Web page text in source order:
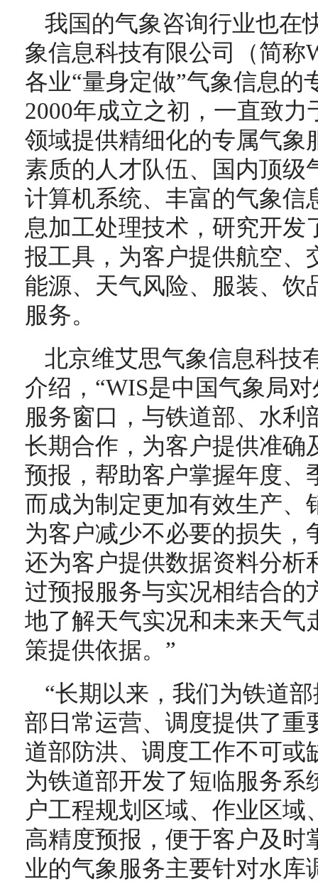
我国的气象咨询行业也在
象信息科技有限公司（简称
各业“量身定做”气象信息的
2000年成立之初，一直致
领域提供精细化的专属气象
素质的人才队伍、国内顶级
计算机系统、丰富的气象信
息加工处理技术，研究开发
报工具，为客户提供航空、
能源、天气风险、服装、饮
服务。
北京维艾思气象信息科技
介绍，“WIS是中国气象局
服务窗口，与铁道部、水利
长期合作，为客户提供准确
预报，帮助客户掌握年度、
而成为制定更加有效生产、
为客户减少不必要的损失，
还为客户提供数据资料分析
过预报服务与实况相结合的
地了解天气实况和未来天气
策提供依据。”
“长期以来，我们为铁道
部日常运营、调度提供了重
道部防洪、调度工作不可或
为铁道部开发了短临服务系
户工程规划区域、作业区
高精度预报，便于客户及时
业的气象服务主要针对水库